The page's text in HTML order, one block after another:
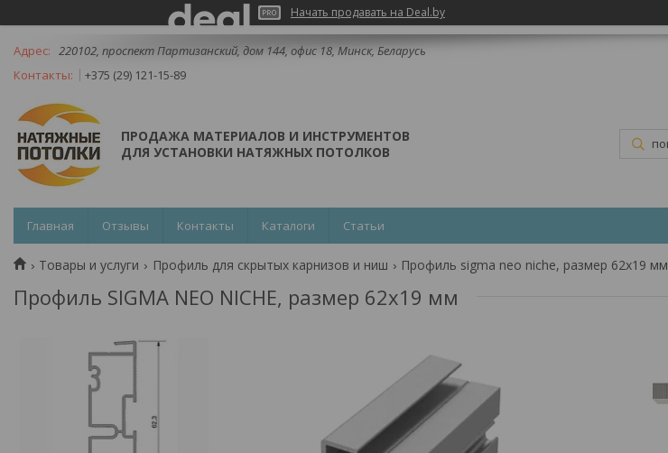
Начать продавать на Deal.by
220102, проспект Партизанский, дом 144, офис 18, Минск, Беларусь
+375 (29) 121-15-89
ПРОДАЖА МАТЕРИАЛОВ И ИНСТРУМЕНТОВ
ДЛЯ УСТАНОВКИ НАТЯЖНЫХ ПОТОЛКОВ
Главная Отзывы Контакты Каталоги Статьи
Товары и услуги Профиль для скрытых карнизов и ниш Профиль sigma neo niche, размер 62х19 мм
Профиль SIGMA NEO NICHE, размер 62х19 мм